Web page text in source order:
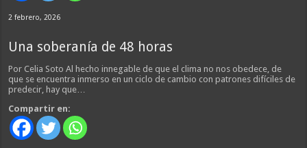
2 febrero, 2026
Una soberanía de 48 horas
Por Celia Soto Al hecho innegable de que el clima no nos obedece, de
que se encuentra inmerso en un ciclo de cambio con patrones difíciles de
predecir, hay que…
Compartir en: